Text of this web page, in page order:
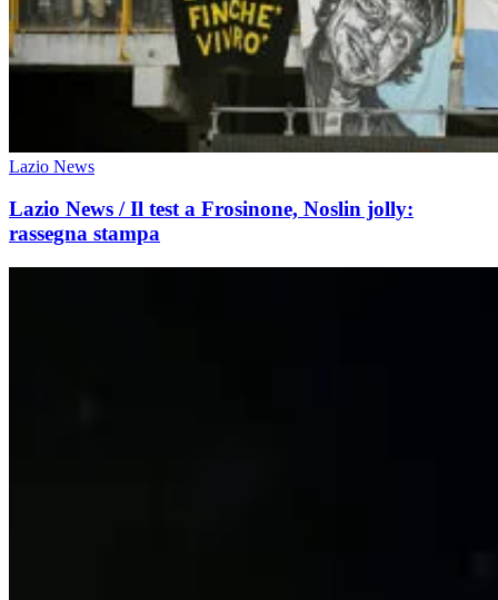
Lazio News
Lazio News / Il test a Frosinone, Noslin jolly:
rassegna stampa